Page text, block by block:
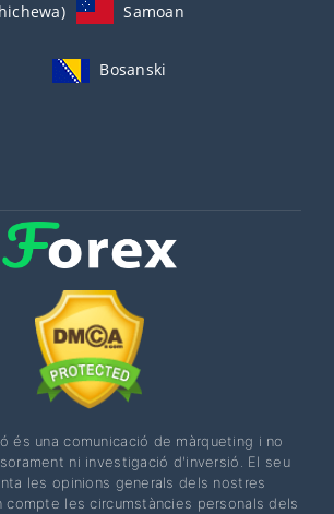
Samoan
Bosanski
és una comunicació de màrqueting i no
ni investigació d'inversió. El seu
les opinions generals dels nostres
les circumstàncies personals dels